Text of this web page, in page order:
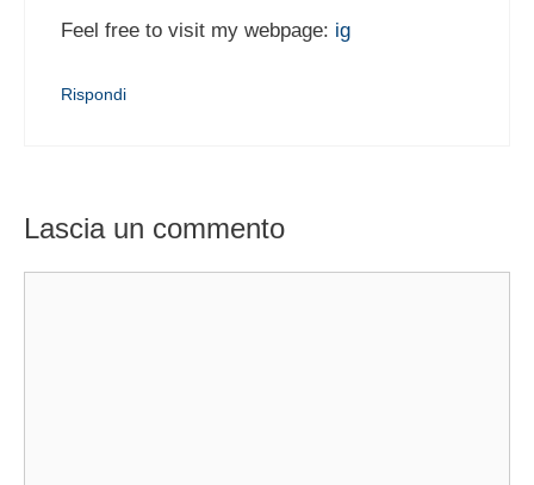
Feel free to visit my webpage: ig
Rispondi
Lascia un commento